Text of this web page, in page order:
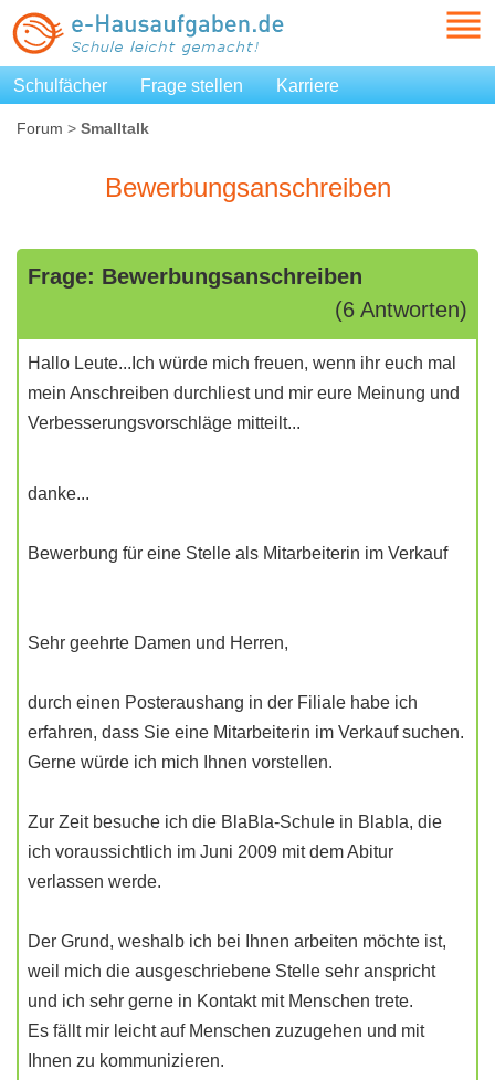
Schulfächer Frage stellen Karriere
Forum > Smalltalk
Bewerbungsanschreiben
Frage: Bewerbungsanschreiben
(6 Antworten)
Hallo Leute...Ich würde mich freuen, wenn ihr euch mal
mein Anschreiben durchliest und mir eure Meinung und
Verbesserungsvorschläge mitteilt...
danke...
Bewerbung für eine Stelle als Mitarbeiterin im Verkauf
Sehr geehrte Damen und Herren,
durch einen Posteraushang in der Filiale habe ich
erfahren, dass Sie eine Mitarbeiterin im Verkauf suchen.
Gerne würde ich mich Ihnen vorstellen.
Zur Zeit besuche ich die BlaBla-Schule in Blabla, die
ich voraussichtlich im Juni 2009 mit dem Abitur
verlassen werde.
Der Grund, weshalb ich bei Ihnen arbeiten möchte ist,
weil mich die ausgeschriebene Stelle sehr anspricht
und ich sehr gerne in Kontakt mit Menschen trete.
Es fällt mir leicht auf Menschen zuzugehen und mit
Ihnen zu kommunizieren.